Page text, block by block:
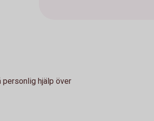
personlig hjälp över